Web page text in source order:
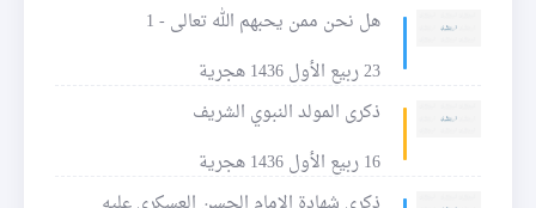
هل نحن ممن يحبهم الله تعالى - 1
23 ربيع الأول 1436 هجرية
ذكرى المولد النبوي الشريف
16 ربيع الأول 1436 هجرية